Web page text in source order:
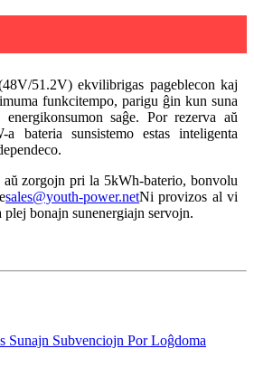
51.2V) ekvilibrigas pageblecon kaj
funkcitempo, parigu ĝin kun suna
saĝe. Por rezerva aŭ
a bateria sunsistemo estas inteligenta
aŭ zorgojn pri la 5kWh-baterio, bonvolu
sales@youth-power.netNi provizos al vi
bonajn sunenergiajn servojn.